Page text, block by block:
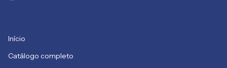
Início
Catálogo completo